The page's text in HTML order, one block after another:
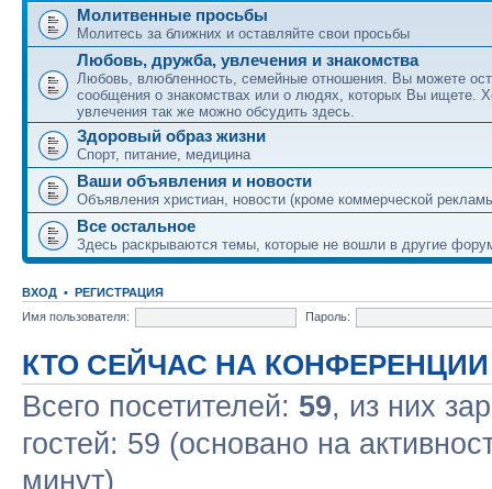
Молитвенные просьбы
Молитесь за ближних и оставляйте свои просьбы
Любовь, дружба, увлечения и знакомства
Любовь, влюбленность, семейные отношения. Вы можете
сообщения о знакомствах или о людях, которых Вы ищете.
увлечения так же можно обсудить здесь.
Здоровый образ жизни
Спорт, питание, медицина
Ваши объявления и новости
Объявления христиан, новости (кроме коммерческой
Все остальное
Здесь раскрываются темы, которые не вошли в другие
ВХОД • РЕГИСТРАЦИЯ
Имя пользователя:
Пароль:
КТО СЕЙЧАС НА КОНФЕРЕНЦИИ
Всего посетителей: 59, из них
гостей: 59 (основано на
минут)